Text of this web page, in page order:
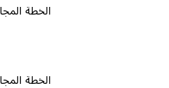
الخطة المجانية ٠
الخطة المجانية ٠